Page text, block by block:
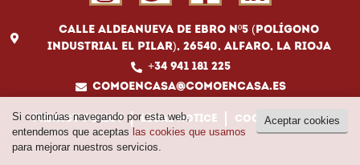
Calle Aldeanueva de Ebro Nº5 (Polígono
Industrial El Pilar), 26540, Alfaro, La Rioja
+34 941 181 225
comoencasa@comoencasa.es
Privacy policy Legal notice Cookies policy
Aceptar cookies
Si continúas navegando por esta web,
entendemos que aceptas las cookies que usamos
para mejorar nuestros servicios.